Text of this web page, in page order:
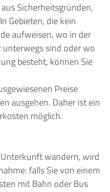
Sicherheitsgründen,
Gebieten, die kein
aufweisen, wo in der
unterwegs sind oder wo
besteht, können Sie
Preise
ausgehen. Daher ist ein
möglich.
wandern, wird
falls Sie von einem
mit Bahn oder Bus